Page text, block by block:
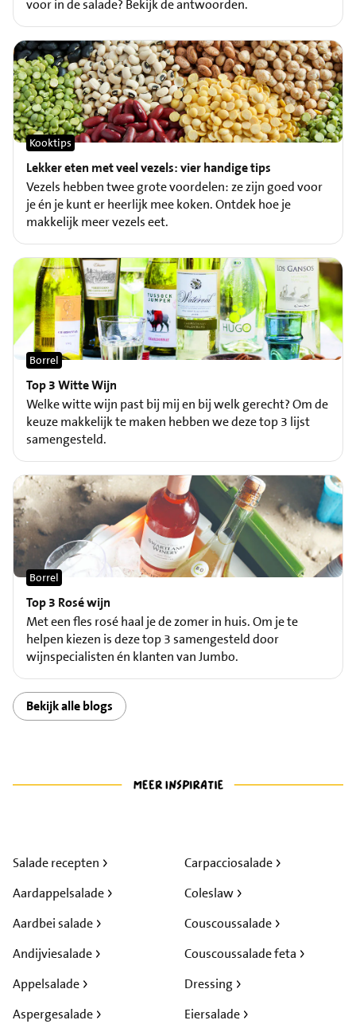
voor in de salade? Bekijk de antwoorden.
Lekker eten met veel vezels: vier handige tips
Kooktips
Vezels hebben twee grote voordelen: ze zijn goed voor
je én je kunt er heerlijk mee koken. Ontdek hoe je
makkelijk meer vezels eet.
Top 3 Witte Wijn
Borrel
Welke witte wijn past bij mij en bij welk gerecht? Om de
keuze makkelijk te maken hebben we deze top 3 lijst
samengesteld.
Top 3 Rosé wijn
Borrel
Met een fles rosé haal je de zomer in huis. Om je te
helpen kiezen is deze top 3 samengesteld door
wijnspecialisten én klanten van Jumbo.
Bekijk alle blogs
Salade recepten
Aardappelsalade
Aardbei salade
Andijviesalade
Appelsalade
Aspergesalade
Carpacciosalade
Coleslaw
Couscoussalade
Couscoussalade feta
Dressing
Eiersalade